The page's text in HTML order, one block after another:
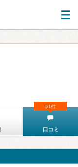
口コミ
51件